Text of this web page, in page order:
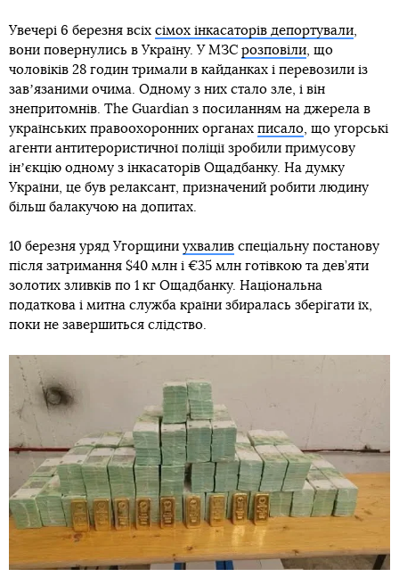
Увечері 6 березня всіх сімох інкасаторів депортували,
вони повернулись в Україну. У МЗС розповіли, що
чоловіків 28 годин тримали в кайданках і перевозили із
завʼязаними очима. Одному з них стало зле, і він
знепритомнів. The Guardian з посиланням на джерела в
українських правоохоронних органах писало, що угорські
агенти антитерористичної поліції зробили примусову
інʼєкцію одному з інкасаторів Ощадбанку. На думку
України, це був релаксант, призначений робити людину
більш балакучою на допитах.
10 березня уряд Угорщини ухвалив спеціальну постанову
після затримання $40 млн і €35 млн готівкою та дев’яти
золотих зливків по 1 кг Ощадбанку. Національна
податкова і митна служба країни збиралась зберігати їх,
поки не завершиться слідство.